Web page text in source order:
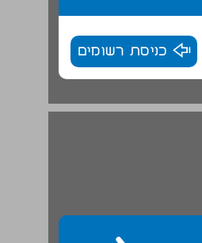
כניסת רשומים